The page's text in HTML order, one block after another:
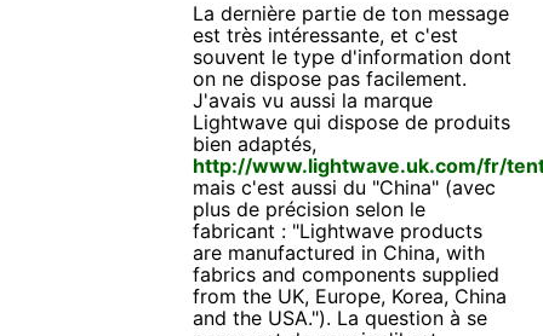
La dernière partie de ton message
est très intéressante, et c'est
souvent le type d'information dont
on ne dispose pas facilement.
J'avais vu aussi la marque
Lightwave qui dispose de produits
bien adaptés,
http://www.lightwave.uk.com/fr/
mais c'est aussi du "China" (avec
plus de précision selon le
fabricant : "Lightwave products
are manufactured in China, with
fabrics and components supplied
from the UK, Europe, Korea, China
and the USA."). La question à se